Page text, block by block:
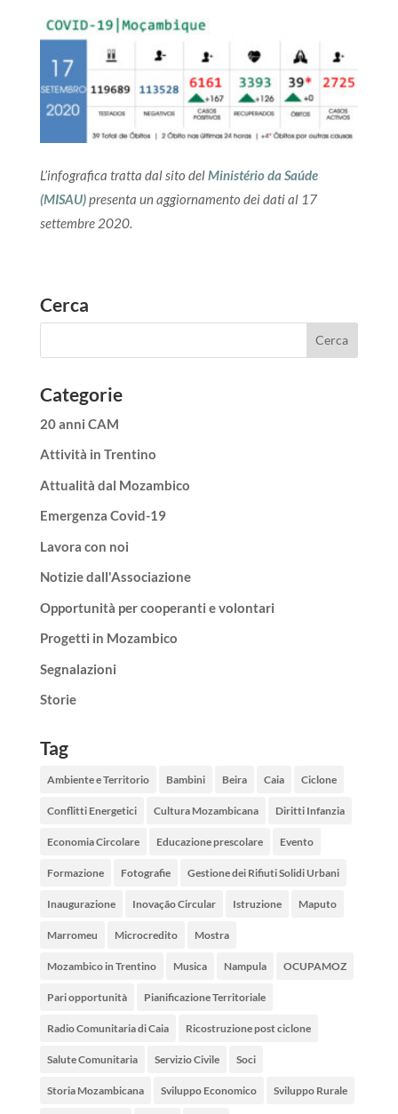
L’infografica tratta dal sito delMinistério da Saúde
(MISAU)presenta un aggiornamento dei dati al 17
settembre 2020.
Cerca
Categorie
20 anni CAM
Attività in Trentino
Attualità dal Mozambico
Emergenza Covid-19
Lavora con noi
Notizie dall'Associazione
Opportunità per cooperanti e volontari
Progetti in Mozambico
Segnalazioni
Storie
Tag
Ambiente e Territorio Bambini Beira Caia Ciclone
Conflitti Energetici Cultura Mozambicana Diritti Infanzia
Economia Circolare Educazione prescolare Evento
Formazione Fotografie Gestione dei Rifiuti Solidi Urbani
Inaugurazione Inovação Circular Istruzione Maputo
Marromeu Microcredito Mostra
Mozambico in Trentino Musica Nampula OCUPAMOZ
Pari opportunità Pianificazione Territoriale
Radio Comunitaria di Caia Ricostruzione post ciclone
Salute Comunitaria Servizio Civile Soci
Storia Mozambicana Sviluppo Economico Sviluppo Rurale